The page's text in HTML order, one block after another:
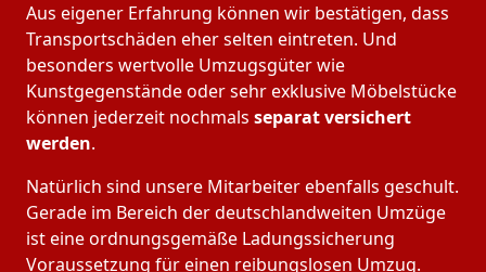
Aus eigener Erfahrung können wir bestätigen, dass
Transportschäden eher selten eintreten. Und
besonders wertvolle Umzugsgüter wie
Kunstgegenstände oder sehr exklusive Möbelstücke
können jederzeit nochmals separat versichert
werden.
Natürlich sind unsere Mitarbeiter ebenfalls geschult.
Gerade im Bereich der deutschlandweiten Umzüge
ist eine ordnungsgemäße Ladungssicherung
Voraussetzung für einen reibungslosen Umzug.